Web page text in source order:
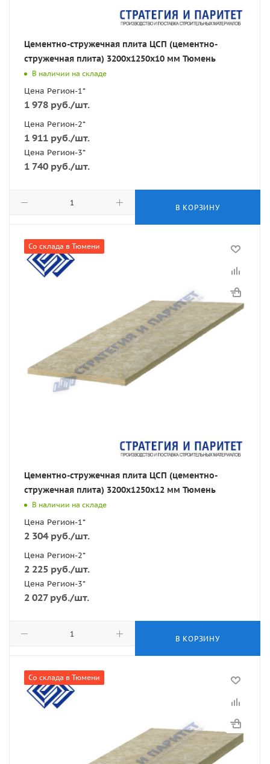
Цементно-стружечная плита ЦСП (цементно-
стружечная плита) 3200х1250х10 мм Тюмень
В наличии на складе
Цена Регион-1*
1 978 руб./шт.
Цена Регион-2*
1 911 руб./шт.
Цена Регион-3*
1 740 руб./шт.
В КОРЗИНУ
Со склада в Тюмени
Цементно-стружечная плита ЦСП (цементно-
стружечная плита) 3200х1250х12 мм Тюмень
В наличии на складе
Цена Регион-1*
2 304руб./шт.
Цена Регион-2*
2 225 руб./шт.
Цена Регион-3*
2 027руб./шт.
В КОРЗИНУ
Со склада в Тюмени